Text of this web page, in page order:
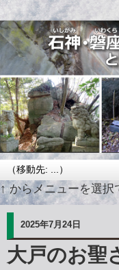
↑ からメニューを選択
2025年7月24日
大戸のお聖